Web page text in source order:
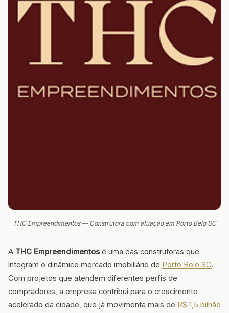
THC Empreendimentos — Construtora com atuação em Porto Belo SC
A THC Empreendimentosé uma das construtoras que
integram o dinâmico mercado imobiliário de Porto Belo SC.
Com projetos que atendem diferentes perfis de
compradores, a empresa contribui para o crescimento
acelerado da cidade, que já movimenta mais de R$ 1,5 bilhão